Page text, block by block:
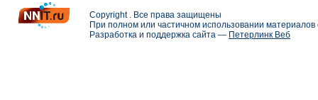
Copyright . Все права защищены
При полном или частичном использовании
Разработка и поддержка сайта — Петерлинк Веб